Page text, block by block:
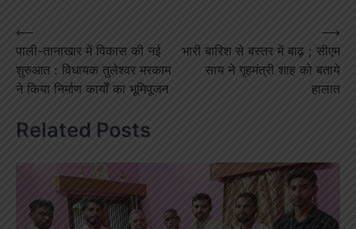
Post
navigation
⟵
पाली-तानाखार में विकास की नई
शुरुआत : विधायक तुलेश्वर मरकाम
ने किया निर्माण कार्यों का भूमिपूजन
भारी बारिश से बस्तर में बाढ़ ; सीएम
साय ने गृहमंत्री शाह को बताये
हालात
⟶
Related Posts